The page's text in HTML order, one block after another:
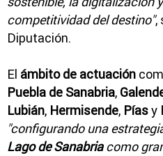
competitividad del destino",
Diputación.
El ámbito de actuación
Puebla de Sanabria,
Lubián, Hermisende, Píasy
"configurando una
Lago de Sanabriacomo